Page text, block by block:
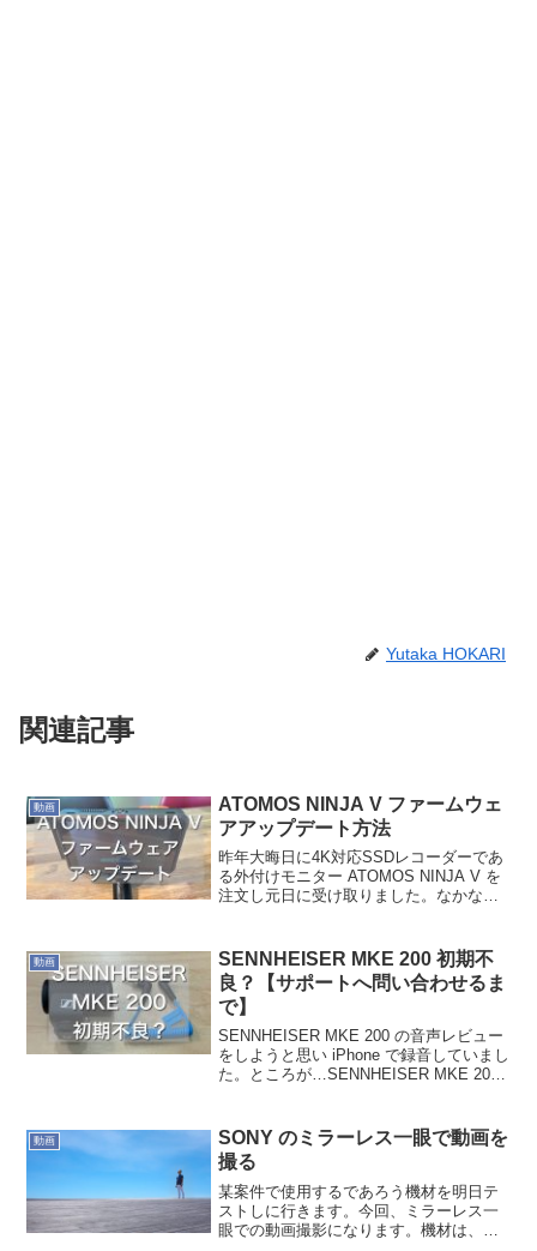
Yutaka HOKARI
関連記事
動画
ATOMOS NINJA V ファームウェ
アアップデート方法
昨年大晦日に4K対応SSDレコーダーであ
る外付けモニター ATOMOS NINJA V を
注文し元日に受け取りました。なかなか
辺機器を揃えて使う準備を進めました。
今回購...
動画
SENNHEISER MKE 200 初期不
良？【サポートへ問い合わせるま
で】
SENNHEISER MKE 200 の音声レビュー
をしようと思い iPhone で録音していまし
た。ところが…SENNHEISER MKE 200
し...
動画
SONY のミラーレス一眼で動画を
撮る
某案件で使用するであろう機材を明日テ
ストしに行きます。今回、ミラーレス一
眼での動画撮影になります。機材は、基